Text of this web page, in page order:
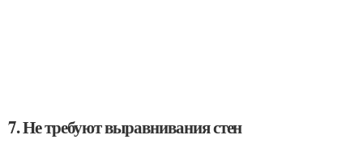
7. Не требуют выравнивания стен